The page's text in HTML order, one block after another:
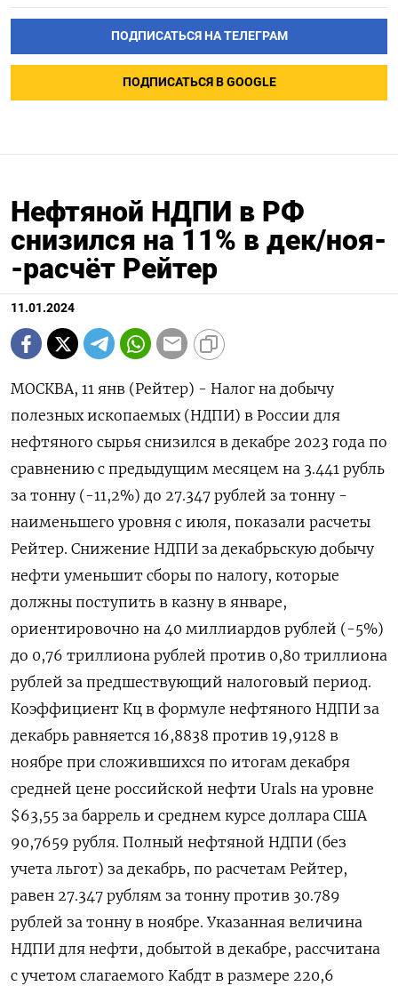
ПОДПИСАТЬСЯ НА ТЕЛЕГРАМ
ПОДПИСАТЬСЯ В GOOGLE
Нефтяной НДПИ в РФ
снизился на 11% в дек/ноя-
-расчёт Рейтер
11.01.2024
МОСКВА, 11 янв (Рейтер) - Налог на добычу
полезных ископаемых (НДПИ) в России для
нефтяного сырья снизился в декабре 2023 года по
сравнению с предыдущим месяцем на 3.441 рубль
за тонну (-11,2%) до 27.347 рублей за тонну -
наименьшего уровня с июля, показали расчеты
Рейтер. Снижение НДПИ за декабрьскую добычу
нефти уменьшит сборы по налогу, которые
должны поступить в казну в январе,
ориентировочно на 40 миллиардов рублей (-5%)
до 0,76 триллиона рублей против 0,80 триллиона
рублей за предшествующий налоговый период.
Коэффициент Кц в формуле нефтяного НДПИ за
декабрь равняется 16,8838 против 19,9128 в
ноябре при сложившихся по итогам декабря
средней цене российской нефти Urals на уровне
$63,55 за баррель и среднем курсе доллара США
90,7659 рубля. Полный нефтяной НДПИ (без
учета льгот) за декабрь, по расчетам Рейтер,
равен 27.347 рублям за тонну против 30.789
рублей за тонну в ноябре. Указанная величина
НДПИ для нефти, добытой в декабре, рассчитана
с учетом слагаемого Кабдт в размере 220,6